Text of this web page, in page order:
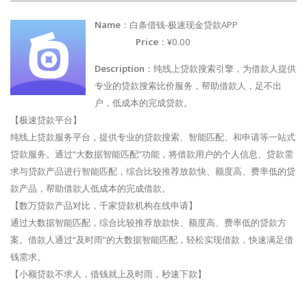
Name ：白条借钱-极速现金贷款APP
Price ：¥0.00
Description ：纯线上贷款搜索引擎，为借款人提供
专业的贷款搜索比价服务，帮助借款人，足不出
户，低成本的完成贷款。
【极速贷款平台】
纯线上贷款服务平台，提供专业的贷款搜索、智能匹配、和申请等一站式
贷款服务。通过“大数据智能匹配”功能，将借款用户的个人信息、贷款需
求与贷款产品进行智能匹配，综合比较推荐放款快、额度高、费率低的贷
款产品，帮助借款人低成本的完成借款。
【数万贷款产品对比，千家贷款机构在线申请】
通过大数据智能匹配，综合比较推荐放款快、额度高、费率低的贷款方
案。借款人通过“及时雨”的大数据智能匹配，轻松实现借款，快速满足借
钱需求。
【小额贷款不求人，借钱就上及时雨，秒速下款】